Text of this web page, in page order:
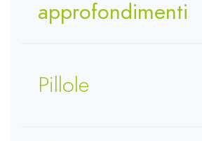
approfondimenti
Pillole